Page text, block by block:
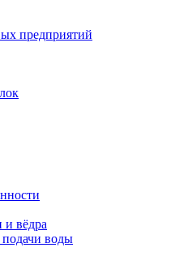
предприятий
и вёдра
воды